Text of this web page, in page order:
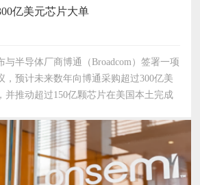
亿美元芯片大单
与半导体厂商博通（Broadcom）签署一项
，预计未来数年向博通采购超过300亿美
并推动超过150亿颗芯片在美国本土完成
是其“四年6000亿美…